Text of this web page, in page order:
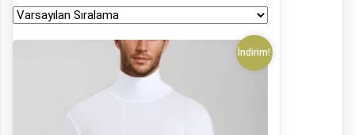
İndirim!